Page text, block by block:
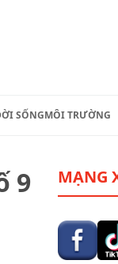
SỐNGMÔI TRƯỜNG
9
MẠNG